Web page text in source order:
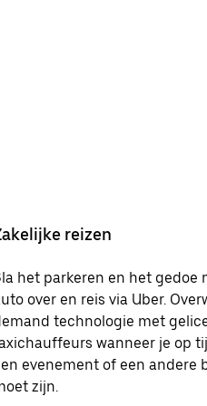
reizen
het parkeren en het gedoe
over en reis via Uber.
technologie met
wanneer je op
evenement of een andere
zijn.